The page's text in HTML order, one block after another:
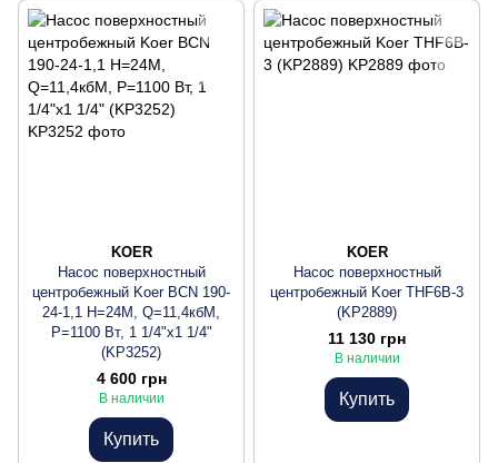
KOER
Насос поверхностный
центробежный Koer BCN 190-
24-1,1 Н=24М, Q=11,4кбМ,
P=1100 Вт, 1 1/4"x1 1/4"
(KP3252)
4 600 грн
В наличии
Купить
KOER
Насос поверхностный
центробежный Koer THF6B-3
(KP2889)
11 130 грн
В наличии
Купить